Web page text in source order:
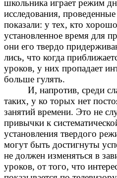
школьника играет режим
исследования,
показали: у тех, кто
установленное время для
они его твердо
лись, что когда
уроков, у них пропадает
больше гулять.
И, напротив, среди
таких, у ко торых нет
занятий времени. Это не
привычки к
установления твердого
могут быть достигнуты
не должен изменяться в
уроков, от того, что